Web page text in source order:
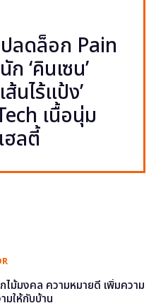
ลดล็อก Pain
‘คินเซน’
ส้นไร้แป้ง’
เนื้อนุ่ม
ฮลตี้
ไม้มงคล ความหมายดี เพิ่มความ
มให้กับบ้าน